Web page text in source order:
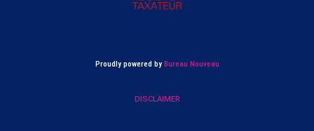
Proudly powered by Bureau Nouveau
DISCLAIMER